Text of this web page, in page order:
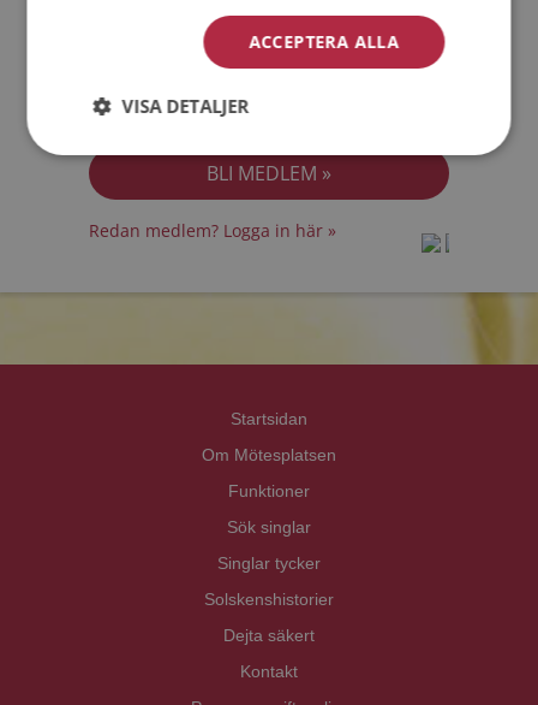
Personuppgiftspolicyn
Redan medlem? Logga in här »
Startsidan
Om Mötesplatsen
Funktioner
Sök singlar
Singlar tycker
Solskenshistorier
Dejta säkert
Kontakt
ACCEPTERA ALLA
VISA DETALJER